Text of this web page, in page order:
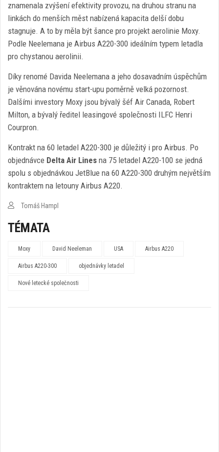
znamenala zvýšení efektivity provozu, na druhou stranu na
linkách do menších měst nabízená kapacita delší dobu
stagnuje. A to by měla být šance pro projekt aerolinie Moxy.
Podle Neelemana je Airbus A220-300 ideálním typem letadla
pro chystanou aerolinii.
Díky renomé Davida Neelemana a jeho dosavadním úspěchům
je věnována novému start-upu poměrně velká pozornost.
Dalšími investory Moxy jsou bývalý šéf Air Canada, Robert
Milton, a bývalý ředitel leasingové společnosti ILFC Henri
Courpron.
Kontrakt na 60 letadel A220-300 je důležitý i pro Airbus. Po
objednávce Delta Air Lines na 75 letadel A220-100 se jedná
spolu s objednávkou JetBlue na 60 A220-300 druhým největším
kontraktem na letouny Airbus A220.
Tomáš Hampl
TÉMATA
Moxy David Neeleman USA Airbus A220
Airbus A220-300 objednávky letadel
Nové letecké společnosti